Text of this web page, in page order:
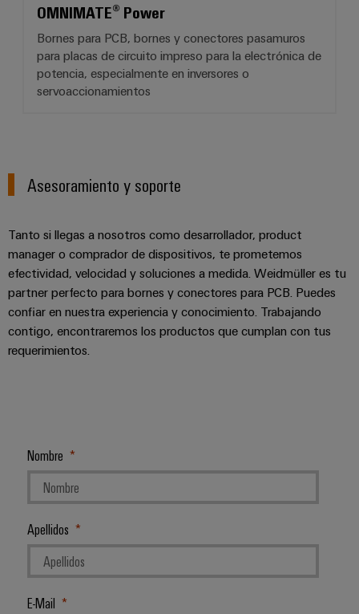
OMNIMATE® Power
Bornes para PCB, bornes y conectores pasamuros
para placas de circuito impreso para la electrónica de
potencia, especialmente en inversores o
servoaccionamientos
Asesoramiento y soporte
Tanto si llegas a nosotros como desarrollador, product
manager o comprador de dispositivos, te prometemos
efectividad, velocidad y soluciones a medida. Weidmüller es tu
partner perfecto para bornes y conectores para PCB. Puedes
confiar en nuestra experiencia y conocimiento. Trabajando
contigo, encontraremos los productos que cumplan con tus
requerimientos.
Nombre
Apellidos
E-Mail